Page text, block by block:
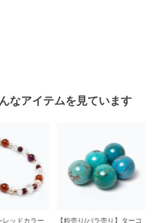
なアイテムを見ています
レッドカラー
【粒売り/バラ売り】ターコ